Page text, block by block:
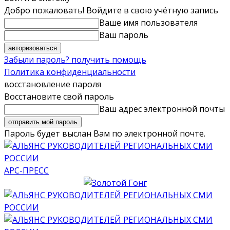
Добро пожаловать! Войдите в свою учётную запись
Ваше имя пользователя
Ваш пароль
Забыли пароль? получить помощь
Политика конфиденциальности
восстановление пароля
Восстановите свой пароль
Ваш адрес электронной почты
Пароль будет выслан Вам по электронной почте.
АРС-ПРЕСС